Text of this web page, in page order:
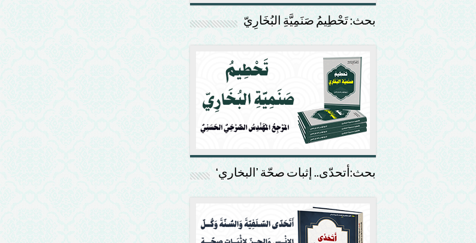
بحث: تَحْطِيمُ صَنَمِيَّةِ البُخَارِيّ
بحث:أتحدّى.. إثبات صحّة ’البخاري‘